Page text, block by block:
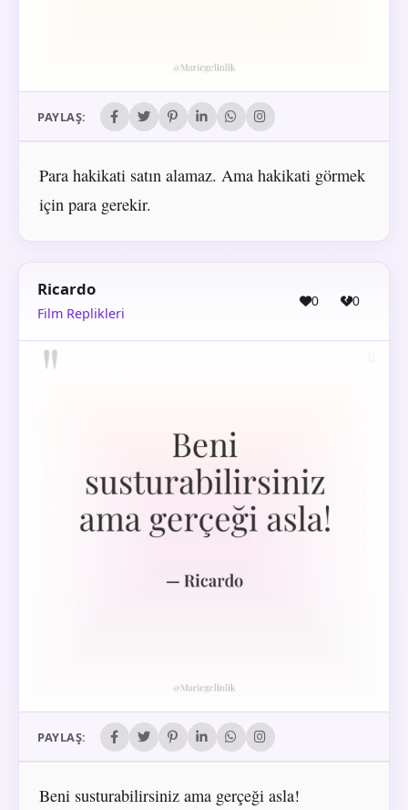
PAYLAŞ:
Para hakikati satın alamaz. Ama hakikati görmek
için para gerekir.
Ricardo
Film Replikleri
0 0
PAYLAŞ:
Beni susturabilirsiniz ama gerçeği asla!